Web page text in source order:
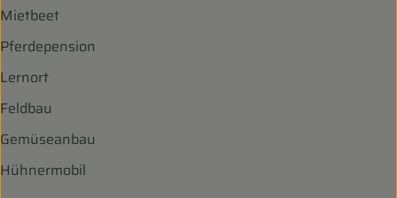
Mietbeet
Pferdepension
Lernort
Feldbau
Gemüseanbau
Hühnermobil